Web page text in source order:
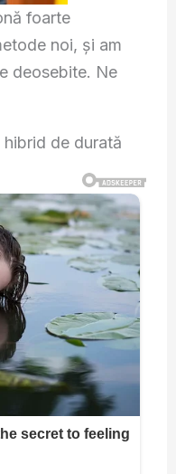
foarte
noi, și am
deosebite. Ne
de durată